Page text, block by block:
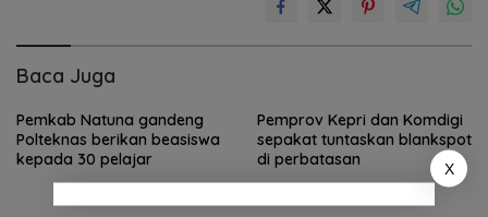
Baca Juga
Pemkab Natuna gandeng
Polteknas berikan beasiswa
kepada 30 pelajar
Pemprov Kepri dan Komdigi
sepakat tuntaskan blankspot
di perbatasan
X